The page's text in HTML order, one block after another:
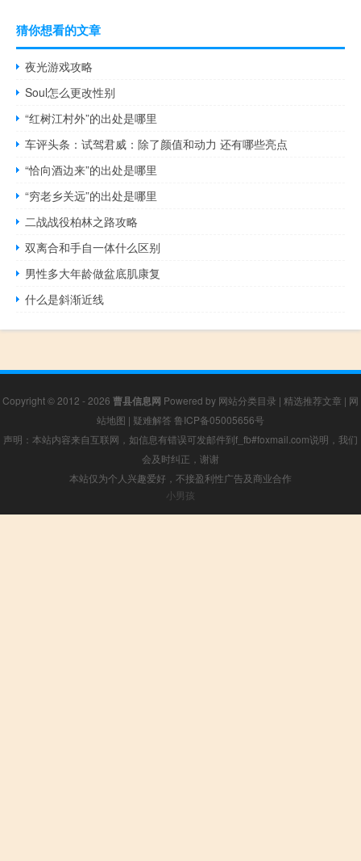
猜你想看的文章
夜光游戏攻略
Soul怎么更改性别
“红树江村外”的出处是哪里
车评头条：试驾君威：除了颜值和动力 还有哪些亮点
“恰向酒边来”的出处是哪里
“穷老乡关远”的出处是哪里
二战战役柏林之路攻略
双离合和手自一体什么区别
男性多大年龄做盆底肌康复
什么是斜渐近线
Copyright © 2012 - 2026 曹县信息网 Powered by 网站分类目录 | 精选推荐文章 | 网
站地图 | 疑难解答 鲁ICP备05005656号
声明：本站内容来自互联网，如信息有错误可发邮件到f_fb#foxmail.com说明，我们
会及时纠正，谢谢
本站仅为个人兴趣爱好，不接盈利性广告及商业合作
小男孩